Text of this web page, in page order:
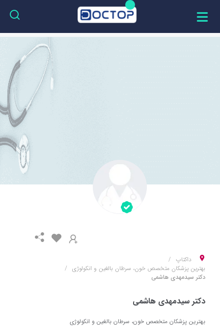
داکتاپ
بهترین پزشکان متخصص خون، سرطان بالغین و انکولوژی
دکتر سیدمهدی هاشمی
دکتر سیدمهدی هاشمی
بهترین پزشکان متخصص خون، سرطان بالغین و انکولوژی